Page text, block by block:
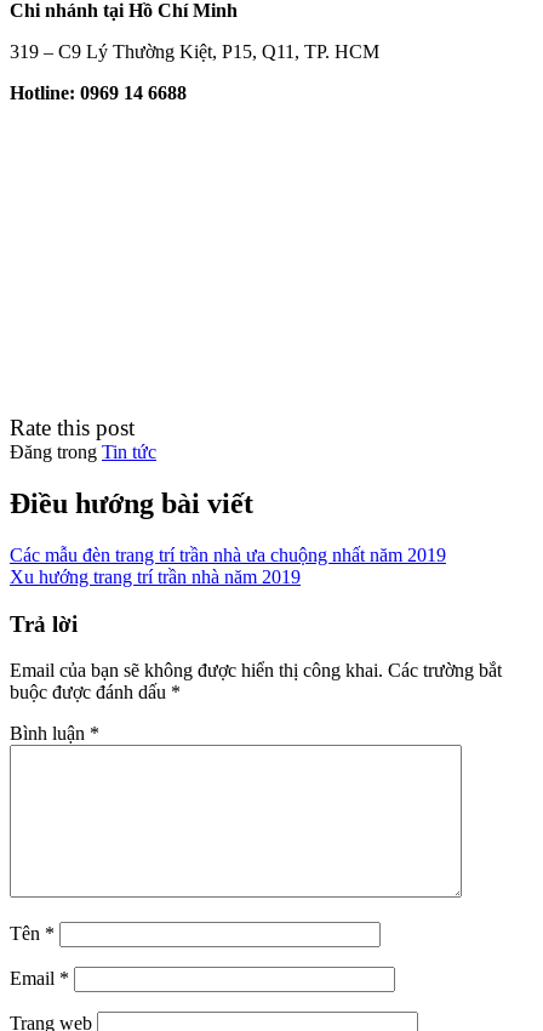
Chi nhánh tại Hồ Chí Minh
319 – C9 Lý Thường Kiệt, P15, Q11, TP. HCM
Hotline: 0969 14 6688
Rate this post
Đăng trong Tin tức
Điều hướng bài viết
Các mẫu đèn trang trí trần nhà ưa chuộng nhất năm 2019
Xu hướng trang trí trần nhà năm 2019
Trả lời
Email của bạn sẽ không được hiển thị công khai. Các trường bắt
buộc được đánh dấu *
Bình luận *
Tên *
Email *
Trang web